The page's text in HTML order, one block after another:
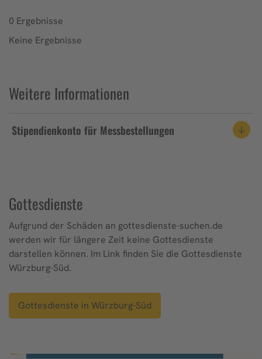
0 Ergebnisse
Keine Ergebnisse
Weitere Informationen
Stipendienkonto für Messbestellungen
Gottesdienste
Aufgrund der Schäden an gottesdienste-suchen.de
werden wir für längere Zeit keine Gottesdienste
darstellen können. Im Link finden Sie die Gottesdienste
Würzburg-Süd.
Gottesdienste in Würzburg-Süd